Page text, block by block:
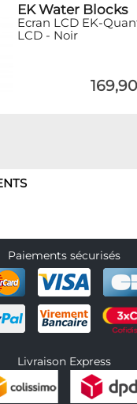
EK Water Blocks
Ecran LCD EK-
LCD - Noir
Paiements sécurisés
Livraison Express